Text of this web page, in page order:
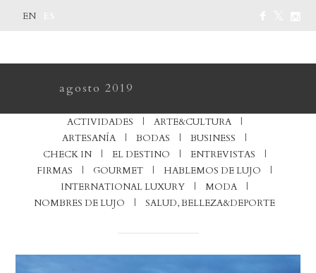
EN
agosto 2019
ACTIVIDADES
ARTE&CULTURA
ARTESANÍA
BODAS
BUSINESS
CHECK IN
EL DESTINO
ENTREVISTAS
FIRMAS
GOURMET
HABLEMOS DE LUJO
INTERNATIONAL LUXURY
MODA
NOMBRES DE LUJO
SALUD, BELLEZA&DEPORTE